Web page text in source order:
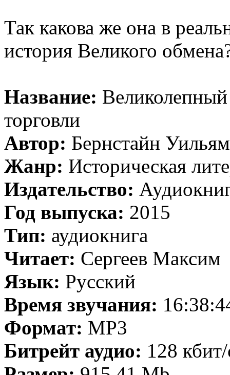
Так какова же она в
история Великого
Название:
торговли
Автор: Бернстайн Уильям
Жанр: Историческая
Издательство:
Год выпуска: 2015
Тип: аудиокнига
Читает: Сергеев Максим
Язык: Русский
Время звучания:
Формат: MP3
Битрейт аудио: 128